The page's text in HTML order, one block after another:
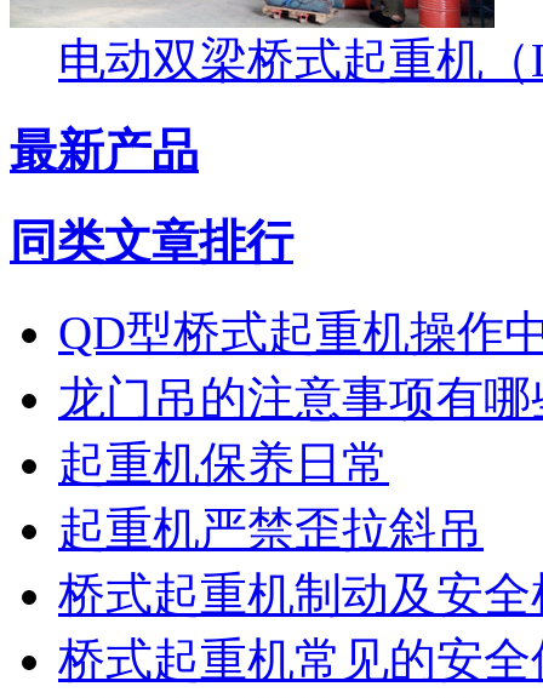
电动双梁桥式起重机
最新产品
同类文章排行
QD型桥式起重机操作
龙门吊的注意事项有哪
起重机保养日常
起重机严禁歪拉斜吊
桥式起重机制动及安
桥式起重机常见的安